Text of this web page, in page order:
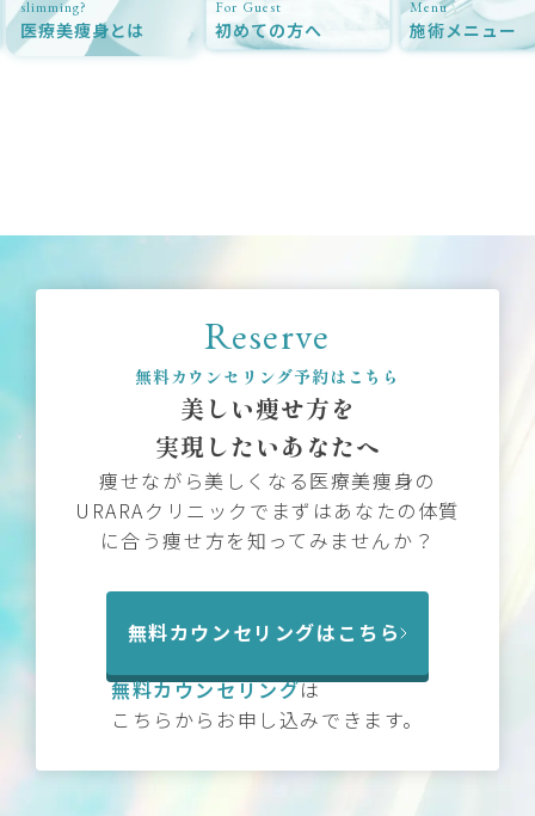
美痩身とは
For Guest
初めての方へ
Menu
施術メニュー
Reserve
無料カウンセリング予約はこちら
美しい痩せ方を
実現したいあなたへ
痩せながら美しくなる医療美痩身の
URARAクリニックでまずはあなたの体質
に合う痩せ方を知ってみませんか？
無料カウンセリングはこちら
無料カウンセリングは
こちらからお申し込みできます。